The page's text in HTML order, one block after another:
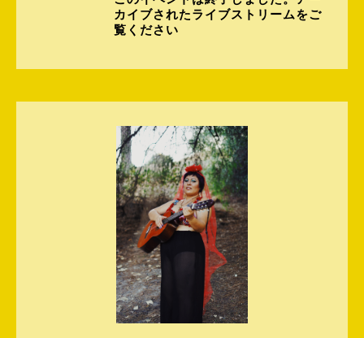
カイブされたライブストリームをご
覧ください